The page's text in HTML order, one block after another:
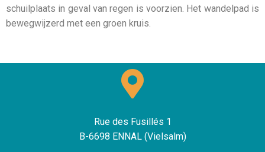
schuilplaats in geval van regen is voorzien. Het wandelpad is
bewegwijzerd met een groen kruis.
Rue des Fusillés 1
B-6698 ENNAL (Vielsalm)